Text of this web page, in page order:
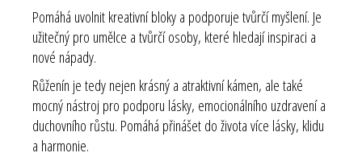
Pomáhá uvolnit kreativní bloky a podporuje tvůrčí myšlení. Je
užitečný pro umělce a tvůrčí osoby, které hledají inspiraci a
nové nápady.
Růženín je tedy nejen krásný a atraktivní kámen, ale také
mocný nástroj pro podporu lásky, emocionálního uzdravení a
duchovního růstu. Pomáhá přinášet do života více lásky, klidu
a harmonie.